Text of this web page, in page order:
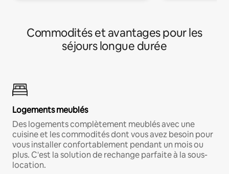
Commodités et avantages pour les
séjours longue durée
Logements meublés
Des logements complètement meublés avec une
cuisine et les commodités dont vous avez besoin pour
vous installer confortablement pendant un mois ou
plus. C'est la solution de rechange parfaite à la sous-
location.